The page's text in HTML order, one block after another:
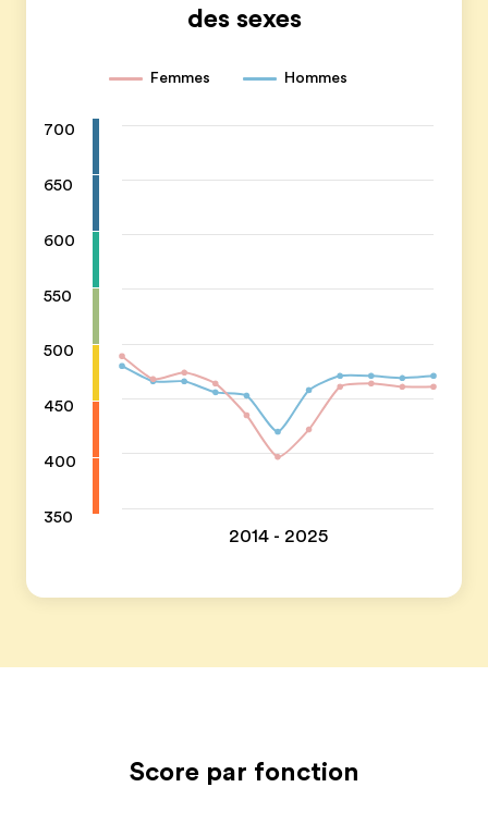
des sexes
Femmes Hommes
700
650
600
550
500
450
400
350
2014 - 2025
Score par fonction